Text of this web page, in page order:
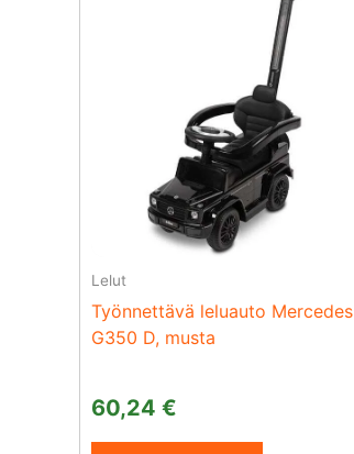
Lelut
Työnnettävä leluauto Mercedes
G350 D, musta
60,24 €